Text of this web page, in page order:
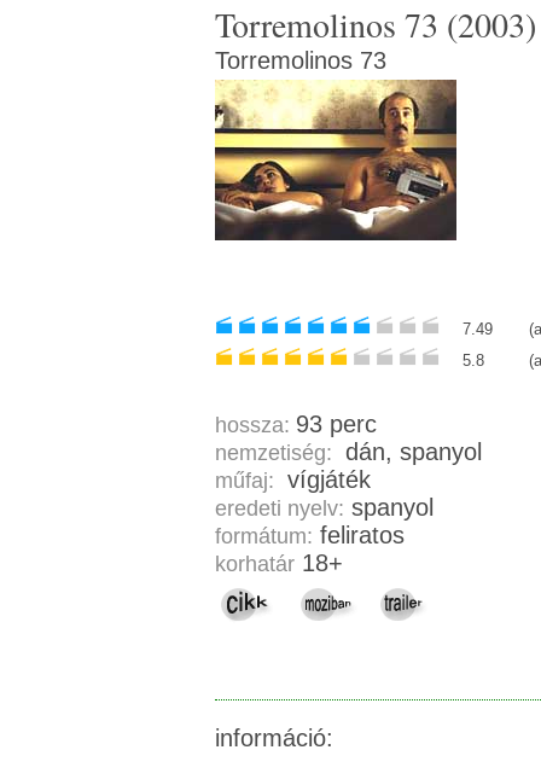
Torremolinos 73 (2003)
Torremolinos 73
7.49
5.8
hossza: 93 perc
nemzetiség: dán, spanyol
műfaj: vígjáték
eredeti nyelv: spanyol
formátum: feliratos
korhatár 18+
információ: